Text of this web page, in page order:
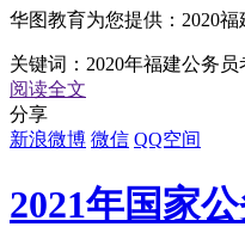
华图教育为您提供：2020
关键词： 2020年福建公务
阅读全文
分享
新浪微博 微信 QQ空间
2021年国家